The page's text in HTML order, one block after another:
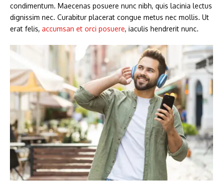
condimentum. Maecenas posuere nunc nibh, quis lacinia lectus
dignissim nec. Curabitur placerat congue metus nec mollis. Ut
erat felis, accumsan et orci posuere, iaculis hendrerit nunc.